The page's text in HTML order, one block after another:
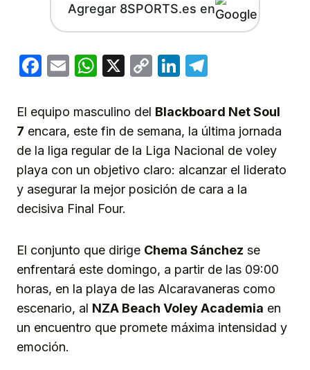
Agregar 8SPORTS.es en
Facebook
EmailWhatsApp
X
CopyLinkedIn
El equipo masculino del Blackboard Net Soul
7 encara, este fin de semana, la última jornada
de la liga regular de la Liga Nacional de voley
playa con un objetivo claro: alcanzar el liderato
y asegurar la mejor posición de cara a la
decisiva Final Four.
El conjunto que dirige Chema Sánchez se
enfrentará este domingo, a partir de las 09:00
horas, en la playa de las Alcaravaneras como
escenario, al NZA Beach Voley Academia en
un encuentro que promete máxima intensidad y
emoción.